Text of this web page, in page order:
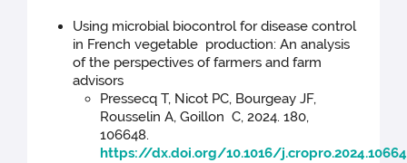
Using microbial biocontrol for disease control
in French vegetable production: An analysis
of the perspectives of farmers and farm
advisors
Pressecq T, Nicot PC, Bourgeay JF,
Rousselin A, Goillon C, 2024. 180,
106648.
https://dx.doi.org/10.1016/